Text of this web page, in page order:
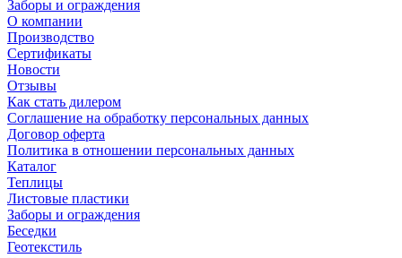
Заборы и ограждения
О компании
Производство
Сертификаты
Новости
Отзывы
Как стать дилером
Соглашение на обработку персональных данных
Договор оферта
Политика в отношении персональных данных
Каталог
Теплицы
Листовые пластики
Заборы и ограждения
Беседки
Геотекстиль